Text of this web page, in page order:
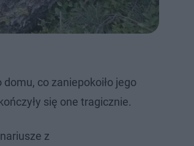
co zaniepokoiło jego
się one tragicznie.
z